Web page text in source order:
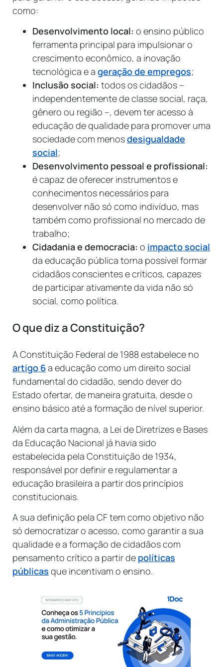
como:
Desenvolvimento local: o ensino público
ferramenta principal para impulsionar o
crescimento econômico, a inovação
tecnológica e a geração de empregos;
Inclusão social: todos os cidadãos –
independentemente de classe social, raça,
gênero ou região –, devem ter acesso à
educação de qualidade para promover uma
sociedade com menosdesigualdade
social;
Desenvolvimento pessoal e profissional:
é capaz de oferecer instrumentos e
conhecimentos necessários para
desenvolver não só como indivíduo, mas
também como profissional no mercado de
trabalho;
Cidadania e democracia: o impacto social
da educação pública torna possível formar
cidadãos conscientes e críticos, capazes
de participar ativamente da vida não só
social, como política.
O que diz a Constituição?
A Constituição Federal de 1988 estabelece no
artigo 6a educação como um direito social
fundamental do cidadão, sendo dever do
Estado ofertar, de maneira gratuita, desde o
ensino básico até a formação de nível superior.
Além da carta magna, a Lei de Diretrizes e Bases
da Educação Nacional já havia sido
estabelecida pela Constituição de 1934,
responsável por definir e regulamentar a
educação brasileira a partir dos princípios
constitucionais.
A sua definição pela CF tem como objetivo não
só democratizar o acesso, como garantir a sua
qualidade e a formação de cidadãos com
pensamento crítico a partir de políticas
públicas que incentivam o ensino.